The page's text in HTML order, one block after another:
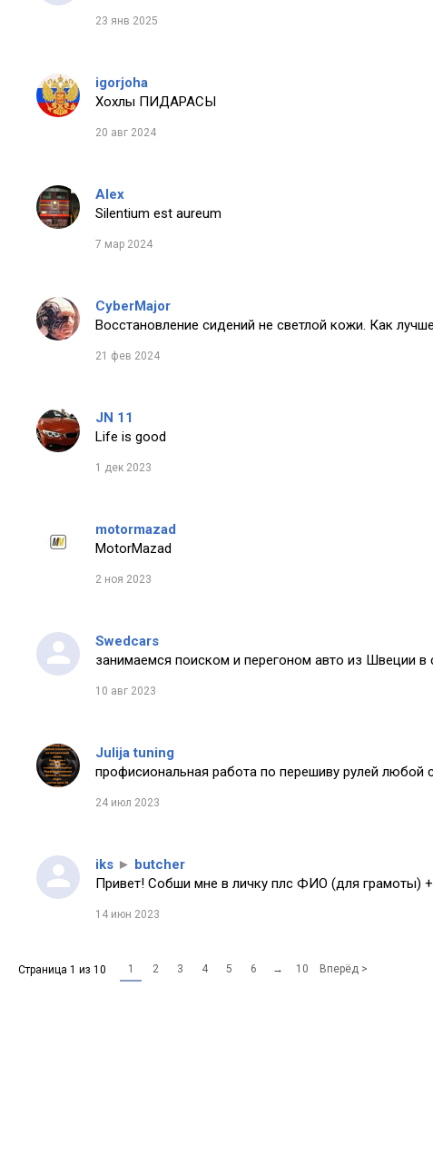
23 янв 2025
igorjoha
Хохлы ПИДАРАСЫ
20 авг 2024
Alex
Silentium est aureum
7 мар 2024
CyberMajor
Восстановление сидений не светлой кожи. Как
21 фев 2024
JN 11
Life is good
1 дек 2023
motormazad
MotorMazad
2 ноя 2023
Swedcars
занимаемся поиском и перегоном авто из Швеции в
10 авг 2023
Julija tuning
профисиональная работа по перешиву рулей любой
24 июл 2023
iks ► butcher
Привет! Собши мне в личку плс ФИО (для грамоты)
14 июн 2023
Страница 1 из 10 1 2 3 4 5 6 → 10 Вперёд >